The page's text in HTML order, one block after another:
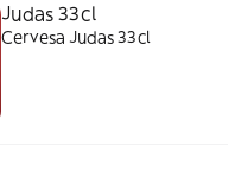
Judas 33cl
Cervesa Judas 33cl